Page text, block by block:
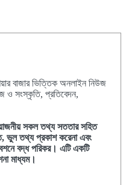
বাজার ভিত্তিক অনলাইন নিউজ
ও সংস্কৃতি, প্রতিবেদন,
সকল তথ্য সততার সহিত
ভুল তথ্য প্রকাশ করেনা এবং
বদ্ধ পরিকর। এটি একটি
মাধ্যম।